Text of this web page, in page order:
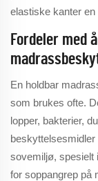
elastiske kanter
Fordeler med
En holdbar
som brukes ofte.
lopper, bakterier,
beskyttelsesmidler
sovemiljø, spesielt
for soppangrep på